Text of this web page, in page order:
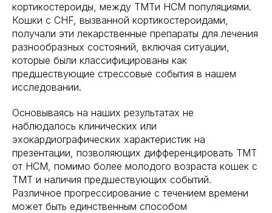
кортикостероиды, между TMTи HCM популяциями.
Кошки с CHF, вызванной кортикостероидами,
получали эти лекарственные препараты для лечения
разнообразных состояний, включая ситуации,
которые были классифицированы как
предшествующие стрессовые события в нашем
исследовании.
Основываясь на наших результатах не
наблюдалось клинических или
эхокардиографических характеристик на
презентации, позволяющих дифференцировать TMT
от HCM, помимо более молодого возраста кошек с
TMT и наличия предшествующих событий.
Различное прогрессирование с течением времени
может быть единственным способом